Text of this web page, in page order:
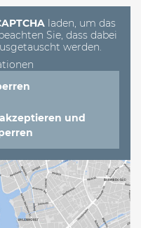
laden, um das
Sie, dass dabei
werden.
und